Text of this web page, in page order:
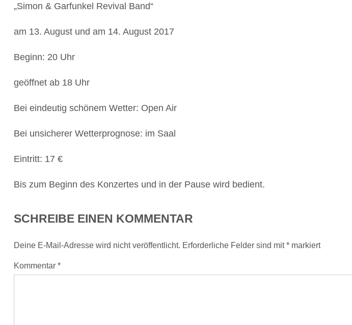
„Simon & Garfunkel Revival Band“
am 13. August und am 14. August 2017
Beginn: 20 Uhr
geöffnet ab 18 Uhr
Bei eindeutig schönem Wetter: Open Air
Bei unsicherer Wetterprognose: im Saal
Eintritt: 17 €
Bis zum Beginn des Konzertes und in der Pause wird bedient.
SCHREIBE EINEN KOMMENTAR
Deine E-Mail-Adresse wird nicht veröffentlicht. Erforderliche Felder sind mit*markiert
Kommentar *